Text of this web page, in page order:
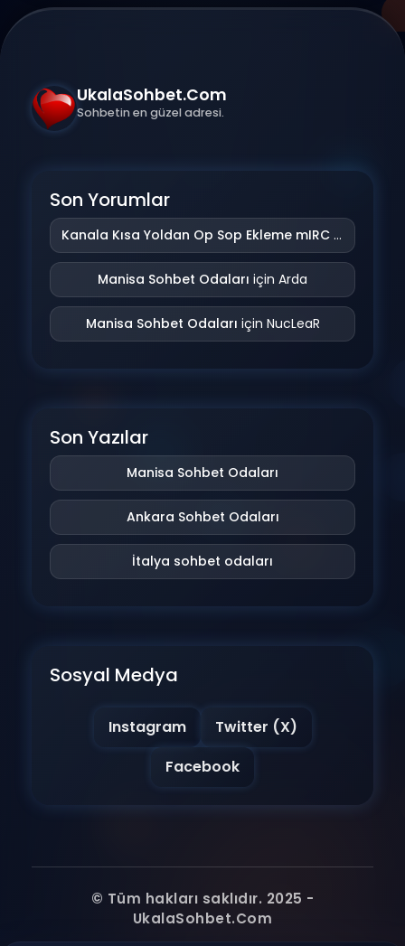
UkalaSohbet.Com
Sohbetin en güzel adresi.
Son Yorumlar
Kanala Kısa Yoldan Op Sop Ekleme mIRC Addonu
Manisa Sohbet Odaları için Arda
Manisa Sohbet Odaları için NucLeaR
Son Yazılar
Manisa Sohbet Odaları
Ankara Sohbet Odaları
İtalya sohbet odaları
Sosyal Medya
Instagram
Twitter (X)
Facebook
© Tüm hakları saklıdır. 2025 -
UkalaSohbet.Com